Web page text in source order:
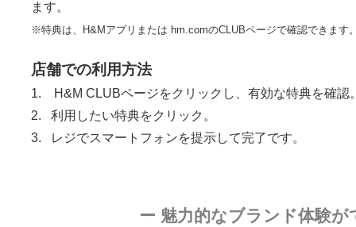
ます。
※特典は、H&Mアプリまたは hm.comのCLUBページで確認できます
店舗での利用方法
1. H&M CLUBページをクリックし、有効な特典を確認
2. 利用したい特典をクリック。
3. レジでスマートフォンを提示して完了です。
ー 魅力的なブランド体験が